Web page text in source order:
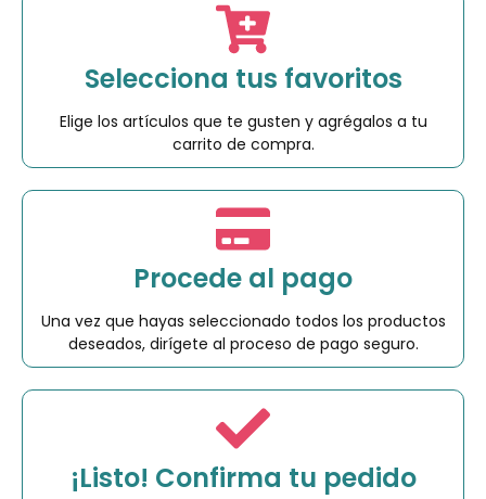
Selecciona tus favoritos
Elige los artículos que te gusten y agrégalos a tu
carrito de compra.
Procede al pago
Una vez que hayas seleccionado todos los productos
deseados, dirígete al proceso de pago seguro.
¡Listo! Confirma tu pedido